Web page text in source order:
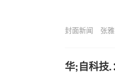
封面新闻 张
华;自科技.